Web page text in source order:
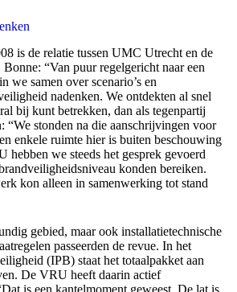
is de relatie tussen UMC Utrecht en de
“Van puur regelgericht naar een
we samen over scenario’s en
nadenken. We ontdekten al snel
bij kunt betrekken, dan als tegenpartij
“We stonden na die aanschrijvingen voor
enkele ruimte hier is buiten beschouwing
hebben we steeds het gesprek gevoerd
konden bereiken.
kon alleen in samenwerking tot stand
gebied, maar ook installatietechnische
passeerden de revue. In het
(IPB) staat het totaalpakket aan
De VRU heeft daarin actief
is een kantelmoment geweest. De lat is